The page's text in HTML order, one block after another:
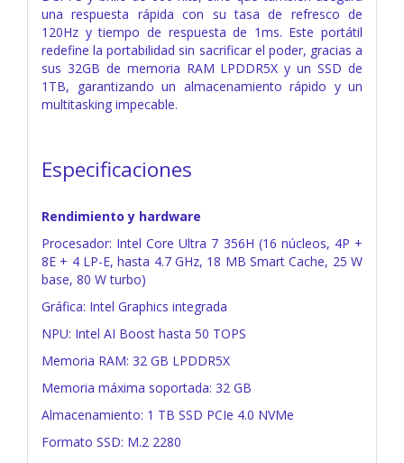
una respuesta rápida con su tasa de refresco de
120Hz y tiempo de respuesta de 1ms. Este portátil
redefine la portabilidad sin sacrificar el poder, gracias a
sus 32GB de memoria RAM LPDDR5X y un SSD de
1TB, garantizando un almacenamiento rápido y un
multitasking impecable.
Especificaciones
Rendimiento y hardware
Procesador: Intel Core Ultra 7 356H (16 núcleos, 4P +
8E + 4 LP-E, hasta 4.7 GHz, 18 MB Smart Cache, 25 W
base, 80 W turbo)
Gráfica: Intel Graphics integrada
NPU: Intel AI Boost hasta 50 TOPS
Memoria RAM: 32 GB LPDDR5X
Memoria máxima soportada: 32 GB
Almacenamiento: 1 TB SSD PCIe 4.0 NVMe
Formato SSD: M.2 2280